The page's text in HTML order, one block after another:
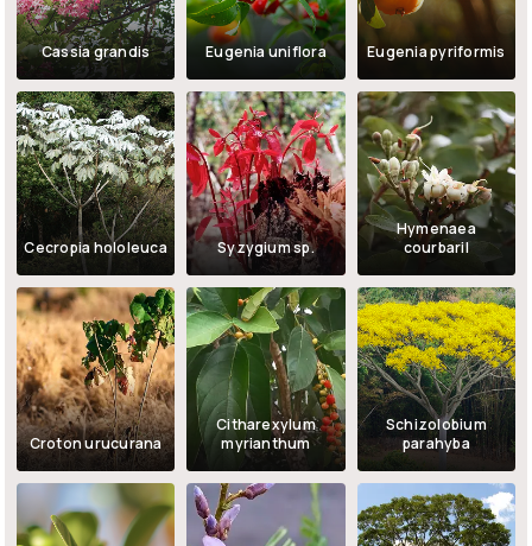
Cassia grandis Eugenia uniflora Eugenia pyriformis
Cecropia hololeuca Syzygium sp.
Hymenaea
courbaril
Croton urucurana
Citharexylum
myrianthum
Schizolobium
parahyba